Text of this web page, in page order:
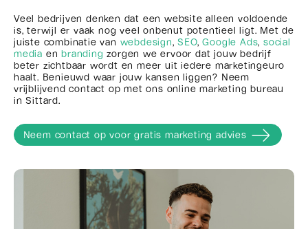
Veel bedrijven denken dat een website alleen voldoende
is, terwijl er vaak nog veel onbenut potentieel ligt. Met de
juiste combinatie van webdesign,SEO,Google Ads,social
media enbranding zorgen we ervoor dat jouw bedrijf
beter zichtbaar wordt en meer uit iedere marketingeuro
haalt. Benieuwd waar jouw kansen liggen? Neem
vrijblijvend contact op met ons online marketing bureau
in Sittard.
Neem contact op voor gratis marketing advies